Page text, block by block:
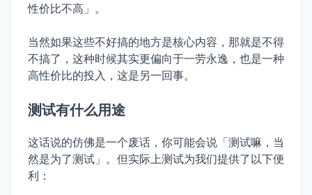
性价比不高」。
当然如果这些不好搞的地方是核心内容，那就是不得
不搞了，这种时候其实更偏向于一劳永逸，也是一种
高性价比的投入，这是另一回事。
测试有什么用途
这话说的仿佛是一个废话，你可能会说「测试嘛，当
然是为了测试」。但实际上测试为我们提供了以下便
利：